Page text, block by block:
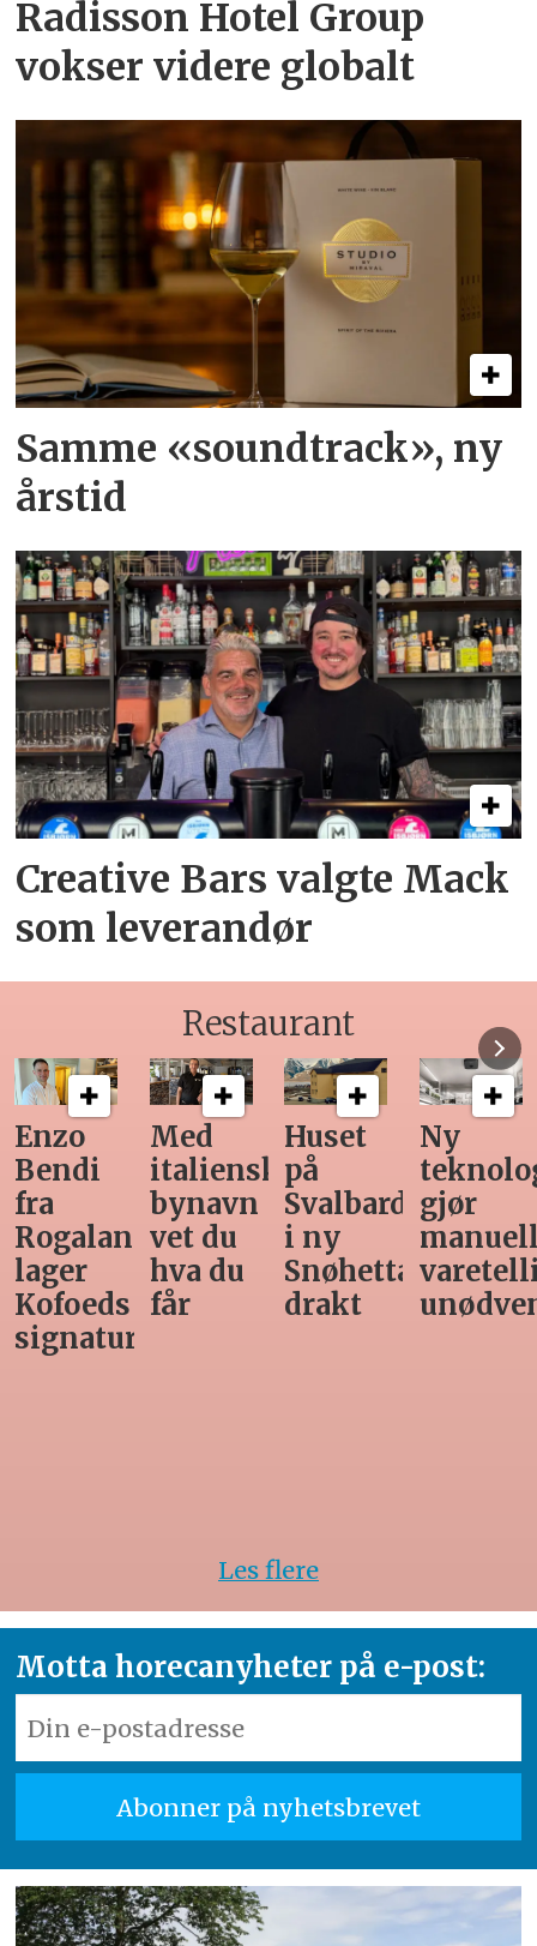
Radisson Hotel Group
vokser videre globalt
Samme «soundtrack», ny
årstid
Creative Bars valgte Mack
som leverandør
Restaurant
Med
italiensk
bynavn
vet du
hva du
får
Huset
på
Svalbard
i ny
Snøhetta-
drakt
Ny
teknologi
gjør
manuell
varetelling
unødvendig
Siste
Horeca-
før
Les flere
Motta horecanyheter på e-post: